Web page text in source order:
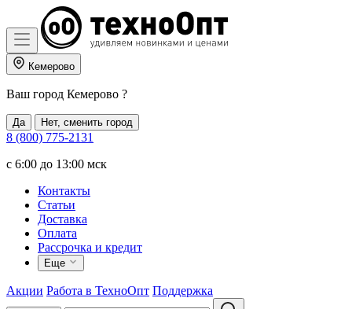
Кемерово
Ваш город Кемерово ?
Да Нет, сменить город
8 (800) 775-2131
c 6:00 до 13:00 мск
Контакты
Статьи
Доставка
Оплата
Рассрочка и кредит
Еще
Акции Работа в ТехноОпт Поддержка